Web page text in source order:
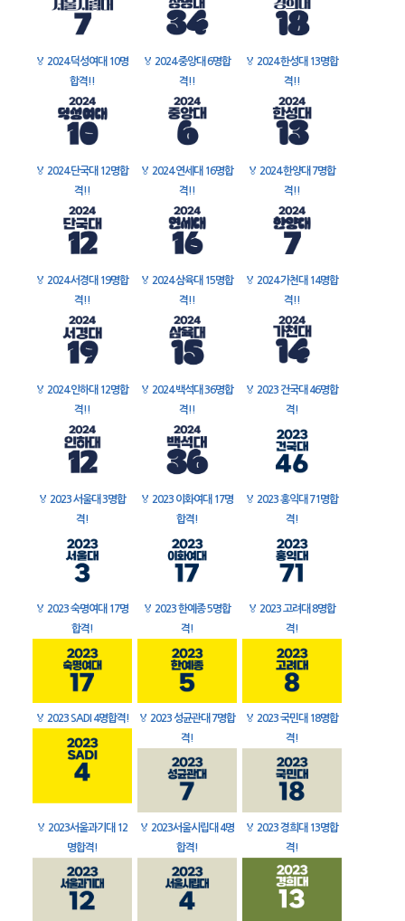
🏅 2024 덕성여대 10명
합격!!
🏅 2024 중앙대 6명합
격!!
🏅 2024 한성대 13명합
격!!
🏅 2024 단국대 12명합
격!!
🏅 2024 연세대 16명합
격!!
🏅 2024 한양대 7명합
격!!
🏅 2024 서경대 19명합
격!!
🏅 2024 삼육대 15명합
격!!
🏅 2024 가천대 14명합
격!!
🏅 2024 인하대 12명합
격!!
🏅 2024 백석대 36명합
격!!
🏅 2023 건국대 46명합
격!
🏅 2023 서울대 3명합
격!
🏅 2023 이화여대 17명
합격!
🏅 2023 홍익대 71명합
격!
🏅 2023 숙명여대 17명
합격!
🏅 2023 한예종 5명합
격!
🏅 2023 고려대 8명합
격!
🏅 2023 SADI 4명합격! 🏅 2023 성균관대 7명합
격!
🏅 2023 국민대 18명합
격!
🏅 2023서울과기대 12
명합격!
🏅 2023서울시립대 4명
합격!
🏅 2023 경희대 13명합
격!